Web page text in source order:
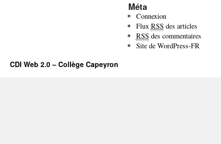
Méta
Connexion
Flux RSS des articles
RSS des commentaires
Site de WordPress-FR
CDI Web 2.0 – Collège Capeyron